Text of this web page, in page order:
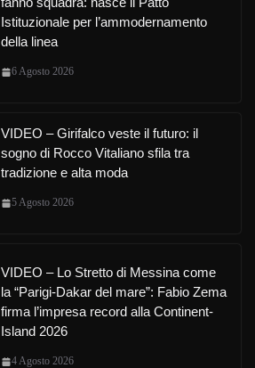
Istituzionale per l’ammodernamento
della linea
6 Agosto 2026
VIDEO – Girifalco veste il futuro: il
sogno di Rocco Vitaliano sfila tra
tradizione e alta moda
5 Agosto 2026
VIDEO – Lo Stretto di Messina come
la “Parigi-Dakar del mare”: Fabio Zema
firma l’impresa record alla Continent-
Island 2026
4 Agosto 2026